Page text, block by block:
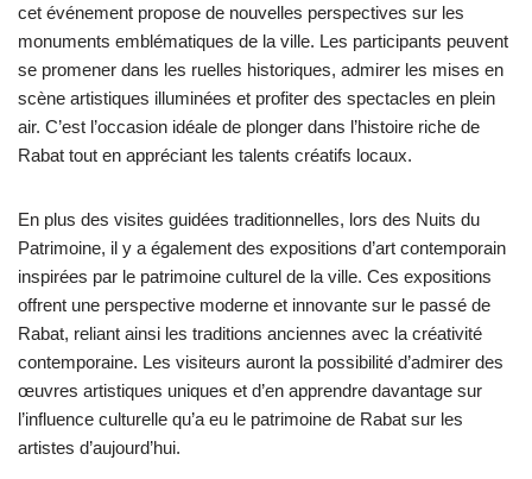
cet événement propose de nouvelles perspectives sur les
monuments emblématiques de la ville. Les participants peuvent
se promener dans les ruelles historiques, admirer les mises en
scène artistiques illuminées et profiter des spectacles en plein
air. C’est l’occasion idéale de plonger dans l’histoire riche de
Rabat tout en appréciant les talents créatifs locaux.
En plus des visites guidées traditionnelles, lors des Nuits du
Patrimoine, il y a également des expositions d’art contemporain
inspirées par le patrimoine culturel de la ville. Ces expositions
offrent une perspective moderne et innovante sur le passé de
Rabat, reliant ainsi les traditions anciennes avec la créativité
contemporaine. Les visiteurs auront la possibilité d’admirer des
œuvres artistiques uniques et d’en apprendre davantage sur
l’influence culturelle qu’a eu le patrimoine de Rabat sur les
artistes d’aujourd’hui.